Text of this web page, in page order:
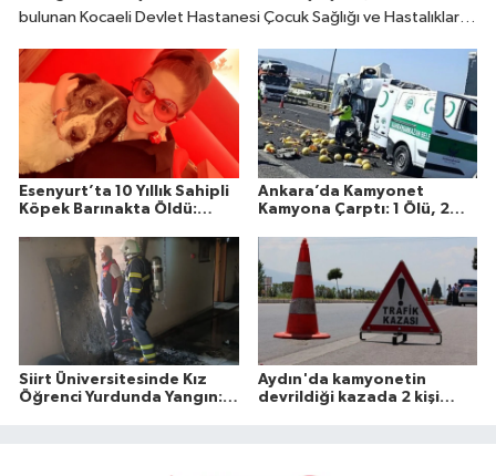
bulunan Kocaeli Devlet Hastanesi Çocuk Sağlığı ve Hastalıkları
içinde emzirmeye başlanmasının büyük önem taşıdığını belirtti.
Esenyurt’ta 10 Yıllık Sahipli
Köpek Barınakta Öldü:
Soruşturma Talebi
Ankara’da Kamyonet
Kamyona Çarptı: 1 Ölü, 2
Siirt Üniversitesinde Kız
Öğrenci Yurdunda Yangın: 1
Aydın'da kamyonetin
devrildiği kazada 2 kişi